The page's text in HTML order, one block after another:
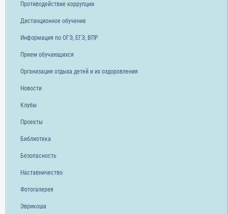
Противодействие коррупции
Дистанционное обучение
Информация по ОГЭ, ЕГЭ, ВПР
Прием обучающихся
Организация отдыха детей и их оздоровления
Новости
Клубы
Проекты
Библиотека
Безопасность
Наставничество
Фотогалерея
Эврикоша